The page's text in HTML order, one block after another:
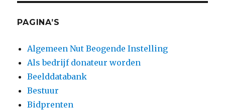
PAGINA’S
Algemeen Nut Beogende Instelling
Als bedrijf donateur worden
Beelddatabank
Bestuur
Bidprenten